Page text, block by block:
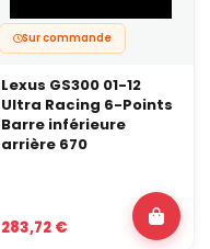
Sur commande
Lexus GS300 01-12
Ultra Racing 6-Points
Barre inférieure
arrière 670
283,72 €